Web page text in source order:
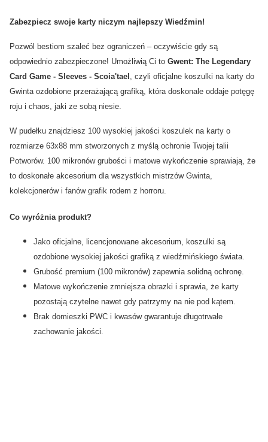
Zabezpiecz swoje karty niczym najlepszy Wiedźmin!
Pozwól bestiom szaleć bez ograniczeń – oczywiście gdy są
odpowiednio zabezpieczone! Umożliwią Ci to Gwent: The Legendary
Card Game - Sleeves - Scoia'tael , czyli oficjalne koszulki na karty do
Gwinta ozdobione przerażającą grafiką, która doskonale oddaje potęgę
roju i chaos, jaki ze sobą niesie.
W pudełku znajdziesz 100 wysokiej jakości koszulek na karty o
rozmiarze 63x88 mm stworzonych z myślą ochronie Twojej talii
Potworów. 100 mikronów grubości i matowe wykończenie sprawiają, że
to doskonałe akcesorium dla wszystkich mistrzów Gwinta,
kolekcjonerów i fanów grafik rodem z horroru.
Co wyróżnia produkt?
Jako oficjalne, licencjonowane akcesorium, koszulki są
ozdobione wysokiej jakości grafiką z wiedźmińskiego świata.
Grubość premium (100 mikronów) zapewnia solidną ochronę.
Matowe wykończenie zmniejsza obrazki i sprawia, że karty
pozostają czytelne nawet gdy patrzymy na nie pod kątem.
Brak domieszki PWC i kwasów gwarantuje długotrwałe
zachowanie jakości.